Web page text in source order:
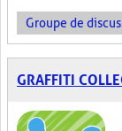
Groupe de
GRAFFITI